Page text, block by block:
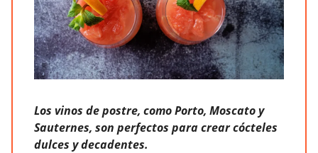
Los vinos de postre, como Porto, Moscato y
Sauternes, son perfectos para crear cócteles
dulces y decadentes.